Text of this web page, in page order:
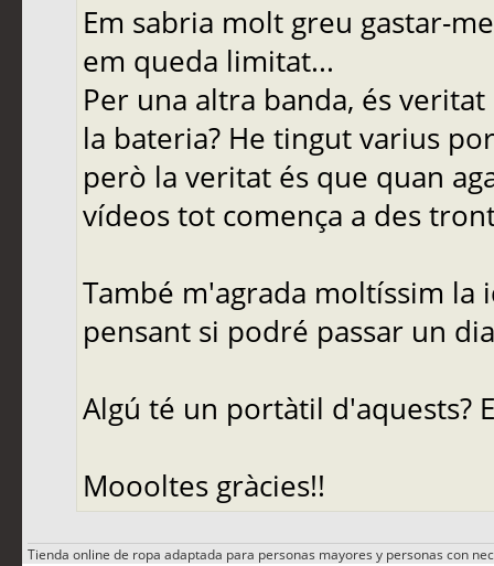
Em sabria molt greu gastar-
em queda limitat...
Per una altra banda, és
la bateria? He tingut varius
però la veritat és que quan
vídeos tot comença a des
També m'agrada moltíssim la
pensant si podré passar un
Algú té un portàtil d'aquests?
Moooltes gràcies!!
Tienda online de ropa adaptada para personas mayores y personas con